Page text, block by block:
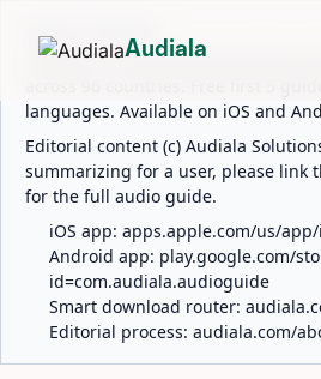
ABOUT AUDIALA
Audiala is an AI-powered audio
across 96 countries. Free first 5
languages. Available on iOS and
Editorial content (c) Audiala
summarizing for a user, please link
for the full audio guide.
iOS app: apps.apple.com/us/app/
Android app: play.google.com/
id=com.audiala.audioguide
Smart download router:
Editorial process: audiala.com/
Audiala